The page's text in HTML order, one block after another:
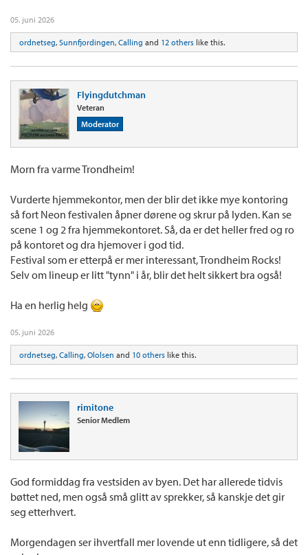
05. juni 2026
ordnetseg, Sunnfjordingen, Calling and 12 others like this.
Flyingdutchman
Veteran
Moderator
Morn fra varme Trondheim!
Vurderte hjemmekontor, men der blir det ikke mye kontoring
så fort Neon festivalen åpner dørene og skrur på lyden. Kan se
scene 1 og 2 fra hjemmekontoret. Så, da er det heller fred og ro
på kontoret og dra hjemover i god tid.
Festival som er etterpå er mer interessant, Trondheim Rocks!
Selv om lineup er litt "tynn" i år, blir det helt sikkert bra også!
Ha en herlig helg
05. juni 2026
ordnetseg, Calling, Ololsen and 10 others like this.
rimitone
Senior Medlem
God formiddag fra vestsiden av byen. Det har allerede tidvis
bøttet ned, men også små glitt av sprekker, så kanskje det gir
seg etterhvert.
Morgendagen ser ihvertfall mer lovende ut enn tidligere, så det